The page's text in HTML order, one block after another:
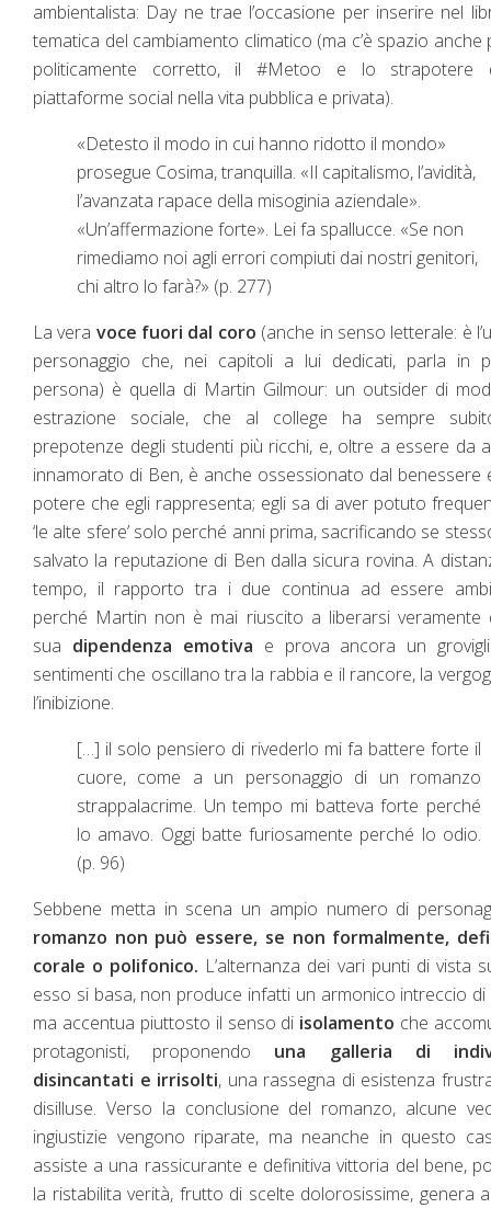
ambientalista: Day ne trae l’occasione per inserire nel
tematica del cambiamento climatico (ma c’è spazio anche
politicamente corretto, il #Metoo e lo strapotere
piattaforme social nella vita pubblica e privata).
«Detesto il modo in cui hanno ridotto il mondo»
prosegue Cosima, tranquilla. «Il capitalismo, l’avidità,
l’avanzata rapace della misoginia aziendale».
«Un’affermazione forte». Lei fa spallucce. «Se non
rimediamo noi agli errori compiuti dai nostri genitori,
chi altro lo farà?» (p. 277)
La vera voce fuori dal coro (anche in senso letterale: è
personaggio che, nei capitoli a lui dedicati, parla in
persona) è quella di Martin Gilmour: un outsider di
estrazione sociale, che al college ha sempre
prepotenze degli studenti più ricchi, e, oltre a essere da
innamorato di Ben, è anche ossessionato dal benessere
potere che egli rappresenta; egli sa di aver potuto
‘le alte sfere’ solo perché anni prima, sacrificando se
salvato la reputazione di Ben dalla sicura rovina. A
tempo, il rapporto tra i due continua ad essere
perché Martin non è mai riuscito a liberarsi veramente
sua dipendenza emotiva e prova ancora un
sentimenti che oscillano tra la rabbia e il rancore, la
l’inibizione.
[…] il solo pensiero di rivederlo mi fa battere forte il
cuore, come a un personaggio di un romanzo
strappalacrime. Un tempo mi batteva forte perché
lo amavo. Oggi batte furiosamente perché lo odio.
(p. 96)
Sebbene metta in scena un ampio numero di
romanzo non può essere, se non formalmente,
corale o polifonico. L’alternanza dei vari punti di vista
esso si basa, non produce infatti un armonico intreccio di
ma accentua piuttosto il senso di isolamento che
protagonisti, proponendo una galleria di
disincantati e irrisolti, una rassegna di esistenza
disilluse. Verso la conclusione del romanzo, alcune
ingiustizie vengono riparate, ma neanche in questo
assiste a una rassicurante e definitiva vittoria del bene,
la ristabilita verità, frutto di scelte dolorosissime, genera